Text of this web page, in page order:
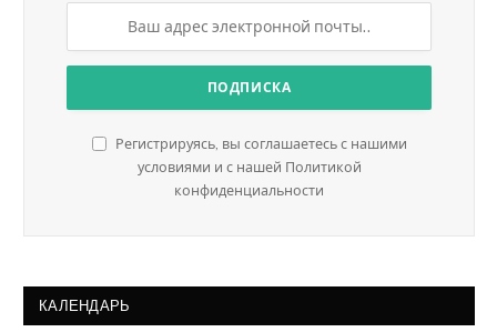
Регистрируясь, вы соглашаетесь с нашими
условиями и с нашей Политикой
конфиденциальности
КАЛЕНДАРЬ